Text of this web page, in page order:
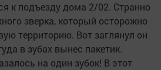
к подъезду дома 2/02. Странно
зверка, который осторожно
территорию. Вот заглянул он
в зубах вынес пакетик.
на один зубок! В этот